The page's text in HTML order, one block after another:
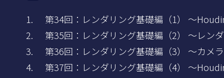
第34回：レンダリング基礎編（1） ～
第35回：レンダリング基礎編（2） ～レン
第36回：レンダリング基礎編（3） ～カメ
第37回：レンダリング基礎編（4） ～